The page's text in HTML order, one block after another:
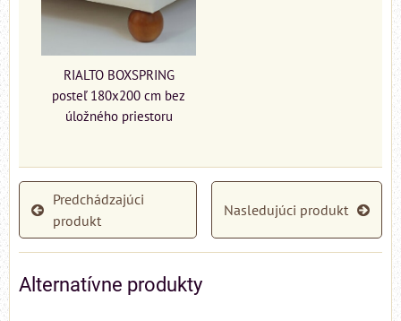
RIALTO BOXSPRING
posteľ 180x200 cm bez
úložného priestoru
Predchádzajúci
produkt
Nasledujúci produkt
Alternatívne produkty